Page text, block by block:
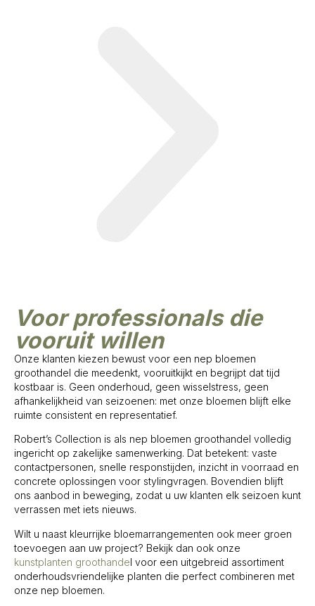
Voor professionals die
vooruit willen
Onze klanten kiezen bewust voor een nep bloemen
groothandel die meedenkt, vooruitkijkt en begrijpt dat tijd
kostbaar is. Geen onderhoud, geen wisselstress, geen
afhankelijkheid van seizoenen: met onze bloemen blijft elke
ruimte consistent en representatief.
Robert’s Collection is als nep bloemen groothandel volledig
ingericht op zakelijke samenwerking. Dat betekent: vaste
contactpersonen, snelle responstijden, inzicht in voorraad en
concrete oplossingen voor stylingvragen. Bovendien blijft
ons aanbod in beweging, zodat u uw klanten elk seizoen kunt
verrassen met iets nieuws.
Wilt u naast kleurrijke bloemarrangementen ook meer groen
toevoegen aan uw project? Bekijk dan ook onze
kunstplanten groothandel voor een uitgebreid assortiment
onderhoudsvriendelijke planten die perfect combineren met
onze nep bloemen.